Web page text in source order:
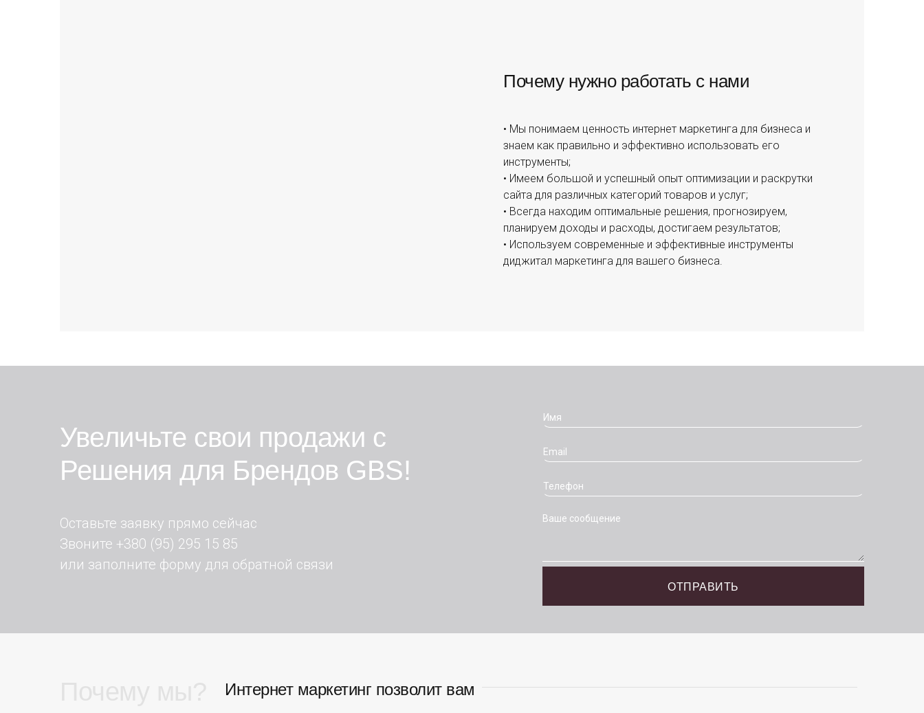
Почему нужно работать с нами
• Мы понимаем ценность интернет маркетинга для бизнеса и
знаем как правильно и эффективно использовать его
инструменты;
• Имеем большой и успешный опыт оптимизации и раскрутки
сайта для различных категорий товаров и услуг;
• Всегда находим оптимальные решения, прогнозируем,
планируем доходы и расходы, достигаем результатов;
• Используем современные и эффективные инструменты
диджитал маркетинга для вашего бизнеса.
Увеличьте свои продажи с
Решения для Брендов GBS!
Оставьте заявку прямо сейчас
Звоните +380 (95) 295 15 85
или заполните форму для обратной связи
Интернет маркетинг позволит вам